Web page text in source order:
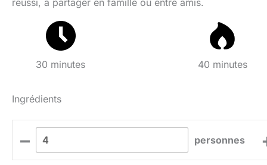
30 minutes 40 minutes
Ingrédients
– personnes